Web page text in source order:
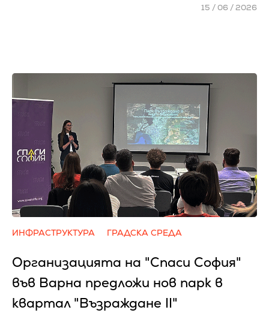
15 / 06 / 2026
ИНФРАСТРУКТУРА ГРАДСКА СРЕДА
Организацията на "Спаси София"
във Варна предложи нов парк в
квартал "Възраждане II"